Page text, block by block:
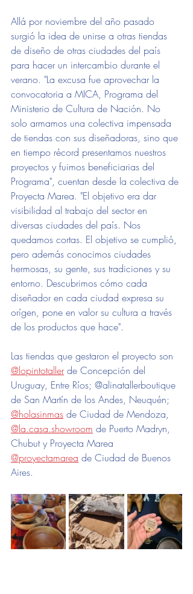
Allá por noviembre del año pasado
surgió la idea de unirse a otras tiendas
de diseño de otras ciudades del país
para hacer un intercambio durante el
verano. "La excusa fue aprovechar la
convocatoria a MICA, Programa del
Ministerio de Cultura de Nación. No
solo armamos una colectiva impensada
de tiendas con sus diseñadoras, sino que
en tiempo récord presentamos nuestros
proyectos y fuimos beneficiarias del
Programa", cuentan desde la colectiva de
Proyecta Marea. "El objetivo era dar
visibilidad al trabajo del sector en
diversas ciudades del país. Nos
quedamos cortas. El objetivo se cumplió,
pero además conocimos ciudades
hermosas, su gente, sus tradiciones y su
entorno. Descubrimos cómo cada
diseñador en cada ciudad expresa su
orígen, pone en valor su cultura a través
de los productos que hace".
Las tiendas que gestaron el proyecto son
@lopintotaller de Concepción del
Uruguay, Entre Ríos; @alinatallerboutique
de San Martín de los Andes, Neuquén;
@holasinmas de Ciudad de Mendoza,
@la.casa.showroom de Puerto Madryn,
Chubut y Proyecta Marea
@proyectamarea de Ciudad de Buenos
Aires.